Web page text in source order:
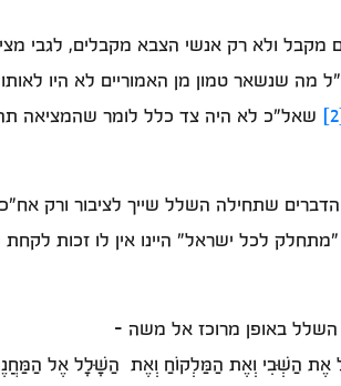
ולא רק אנשי הצבא מקבלים, לגבי
מה שנשאר טמון מן האמוריים לא היו
שאל"כ לא היה צד כלל לומר שהמציאה
שתחילה השלל שייך לציבור ורק
לכל ישראל" היינו אין לו זכות
באופן מרוכז אל משה -
אֶת הַשְּׁבִי וְאֶת הַמַּלְקוֹחַ וְאֶת הַשָּׁלָל אֶל